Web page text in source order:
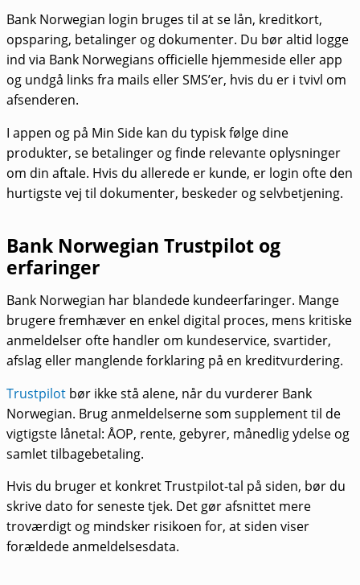
Bank Norwegian login bruges til at se lån, kreditkort,
opsparing, betalinger og dokumenter. Du bør altid logge
ind via Bank Norwegians officielle hjemmeside eller app
og undgå links fra mails eller SMS’er, hvis du er i tvivl om
afsenderen.
I appen og på Min Side kan du typisk følge dine
produkter, se betalinger og finde relevante oplysninger
om din aftale. Hvis du allerede er kunde, er login ofte den
hurtigste vej til dokumenter, beskeder og selvbetjening.
Bank Norwegian Trustpilot og
erfaringer
Bank Norwegian har blandede kundeerfaringer. Mange
brugere fremhæver en enkel digital proces, mens kritiske
anmeldelser ofte handler om kundeservice, svartider,
afslag eller manglende forklaring på en kreditvurdering.
Trustpilot bør ikke stå alene, når du vurderer Bank
Norwegian. Brug anmeldelserne som supplement til de
vigtigste lånetal: ÅOP, rente, gebyrer, månedlig ydelse og
samlet tilbagebetaling.
Hvis du bruger et konkret Trustpilot-tal på siden, bør du
skrive dato for seneste tjek. Det gør afsnittet mere
troværdigt og mindsker risikoen for, at siden viser
forældede anmeldelsesdata.